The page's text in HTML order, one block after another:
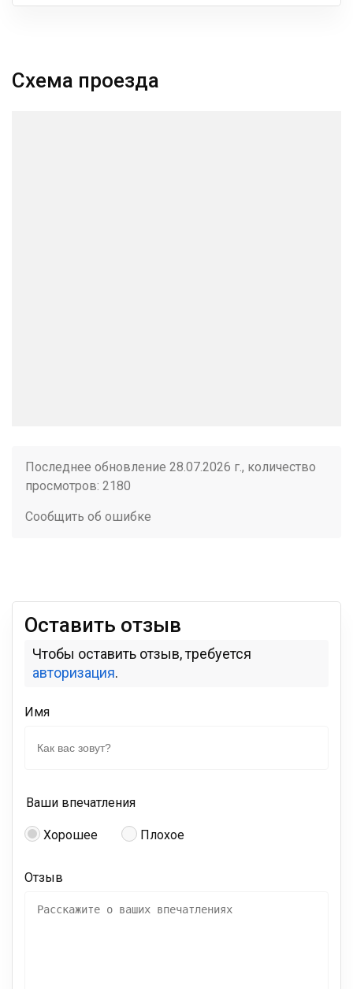
Схема проезда
Последнее обновление 28.07.2026 г., количество
просмотров: 2180
Сообщить об ошибке
Оставить отзыв
Чтобы оставить отзыв, требуется
авторизация.
Имя
Ваши впечатления
Хорошее Плохое
Отзыв